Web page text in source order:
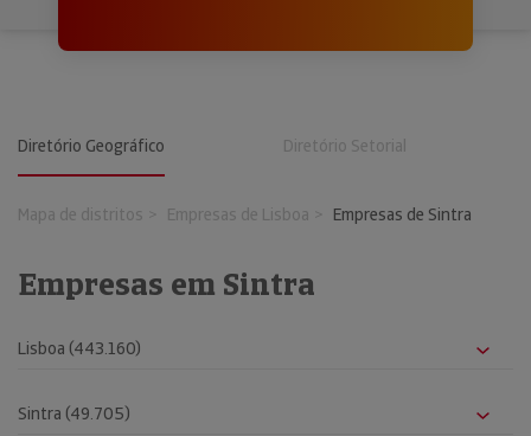
Diretório Geográfico Diretório Setorial
Mapa de distritos Empresas de Lisboa Empresas de Sintra
Empresas em Sintra